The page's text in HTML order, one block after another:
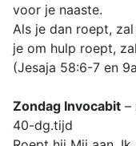
voor je naaste.
Als je dan roept,
je om hulp roept,
(Jesaja 58:6-7 en
Zondag Invocabit –
40-dg.tijd